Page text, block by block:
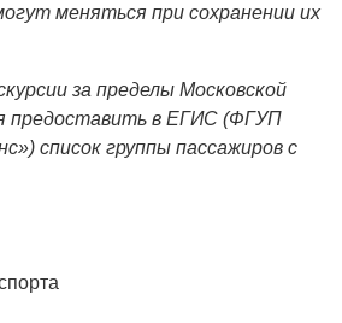
меняться при сохранении их
за пределы Московской
предоставить в ЕГИС (ФГУП
список группы пассажиров с